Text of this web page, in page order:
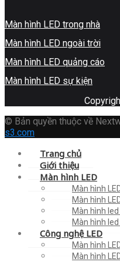
Màn hình LED trong nhà
Màn hình LED ngoài trời
Màn hình LED quảng cáo
Màn hình LED sự kiện
© Bản quyền thuộc về
s3.com
Trang chủ
Giới thiệu
Màn hình LED
Màn hình
Màn hình
Màn hình
Màn hình
Công nghệ LED
Màn hình
Màn hình